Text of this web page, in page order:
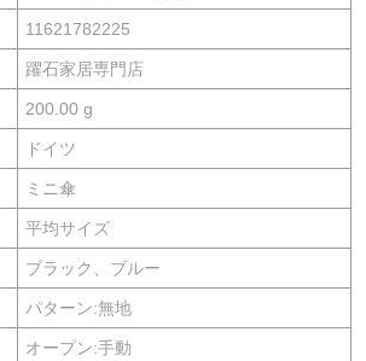
11621782225
躍石家居専門店
200.00 g
ドイツ
ミニ傘
平均サイズ
ブラック、ブルー
パターン:無地
オープン:手動